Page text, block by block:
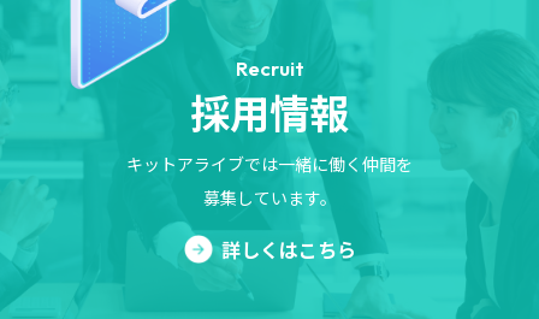
Recruit
採用情報
キットアライブでは一緒に働く仲間を
募集しています。
詳しくはこちら